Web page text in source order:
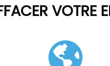
VOTRE